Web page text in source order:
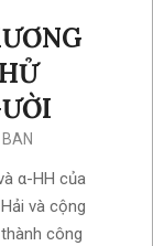
BAN
α-HH của
và cộng
công